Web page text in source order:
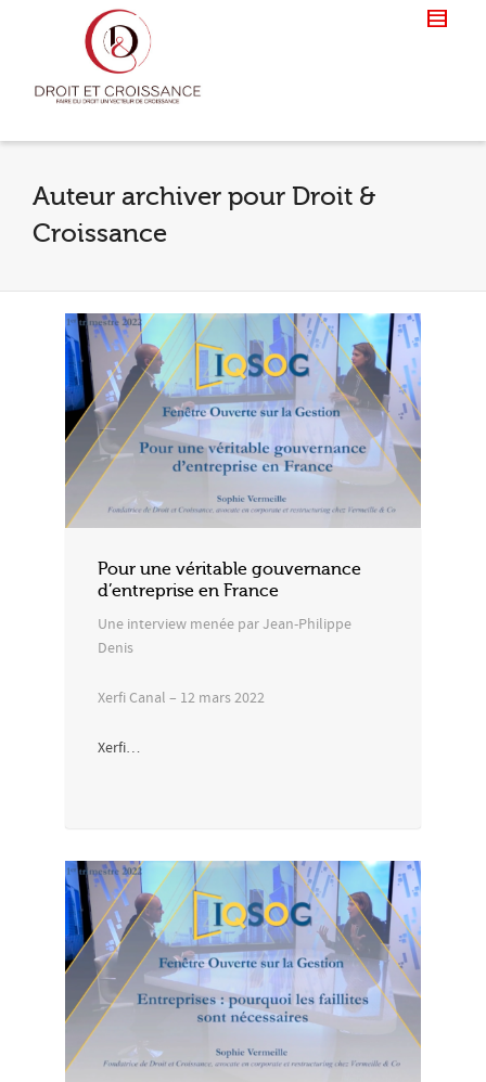
Auteur archiver pour Droit &
Croissance
Pour une véritable gouvernance
d’entreprise en France
Une interview menée par Jean-Philippe
Denis
Xerfi Canal – 12 mars 2022
Xerfi…